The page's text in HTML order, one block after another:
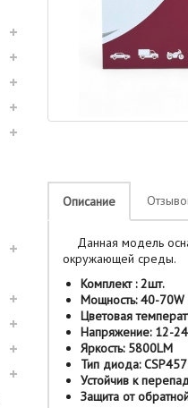
Описание
Данная модель
окружающей среды.
Комплект : 2шт.
Мощность: 40-70W
Цветовая
Напряжение: 12-
Яркость: 5800LM
Тип диода:
Устойчив к
Защита от